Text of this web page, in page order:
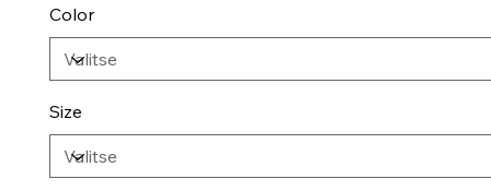
Color
Size